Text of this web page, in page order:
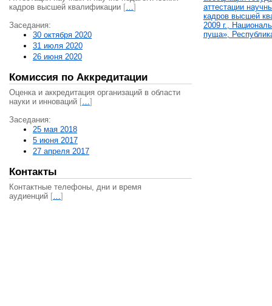
кадров высшей квалификации […]
Заседания:
30 октября 2020
31 июля 2020
26 июня 2020
Комиссия по Аккредитации
Оценка и аккредитация организаций в области
науки и инноваций […]
Заседания:
25 мая 2018
5 июня 2017
27 апреля 2017
Контакты
Контактные телефоны, дни и время
аудиенций […]
аттестации
кадров высшей
2009 г.,
пуща»,